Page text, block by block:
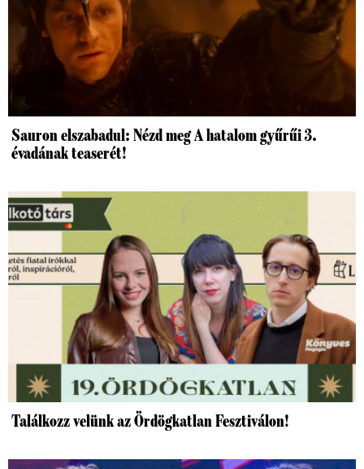
Sauron elszabadul: Nézd meg A hatalom gyűrűi 3.
évadának teaserét!
Találkozz velünk az Ördögkatlan Fesztiválon!